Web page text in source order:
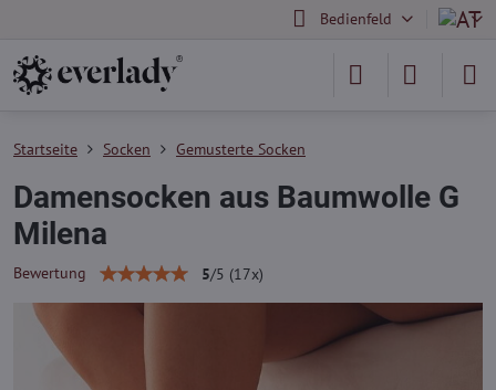
Bedienfeld
Startseite Socken Gemusterte Socken
Damensocken aus Baumwolle G
Milena
Bewertung 5/5 (17x)